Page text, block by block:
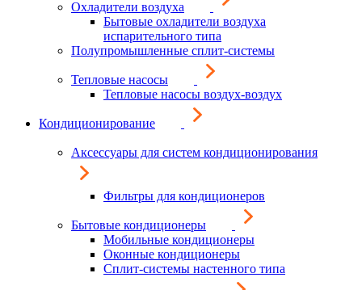
Охладители воздуха
Бытовые охладители воздуха
испарительного типа
Полупромышленные сплит-системы
Тепловые насосы
Тепловые насосы воздух-воздух
Кондиционирование
Аксессуары для систем кондиционирования
Фильтры для кондиционеров
Бытовые кондиционеры
Мобильные кондиционеры
Оконные кондиционеры
Сплит-системы настенного типа